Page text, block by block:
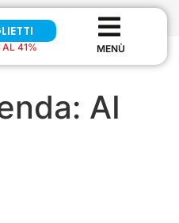
AL 41%
AI